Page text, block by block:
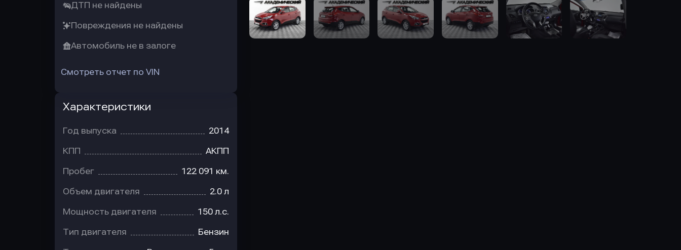
ДТП не найдены
Повреждения не найдены
Автомобиль не в залоге
Смотреть отчет по VIN
Характеристики
Год выпуска 2014
КПП АКПП
Пробег 122 091 км.
Объем двигателя 2.0 л
Мощность двигателя 150 л.с.
Тип двигателя Бензин